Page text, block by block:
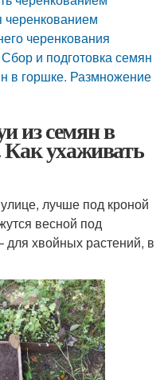
черенкованием
черенкования
и подготовка семян
в горшке. Размножение
из семян в
ухаживать
лучше под кроной
весной под
хвойных растений, в